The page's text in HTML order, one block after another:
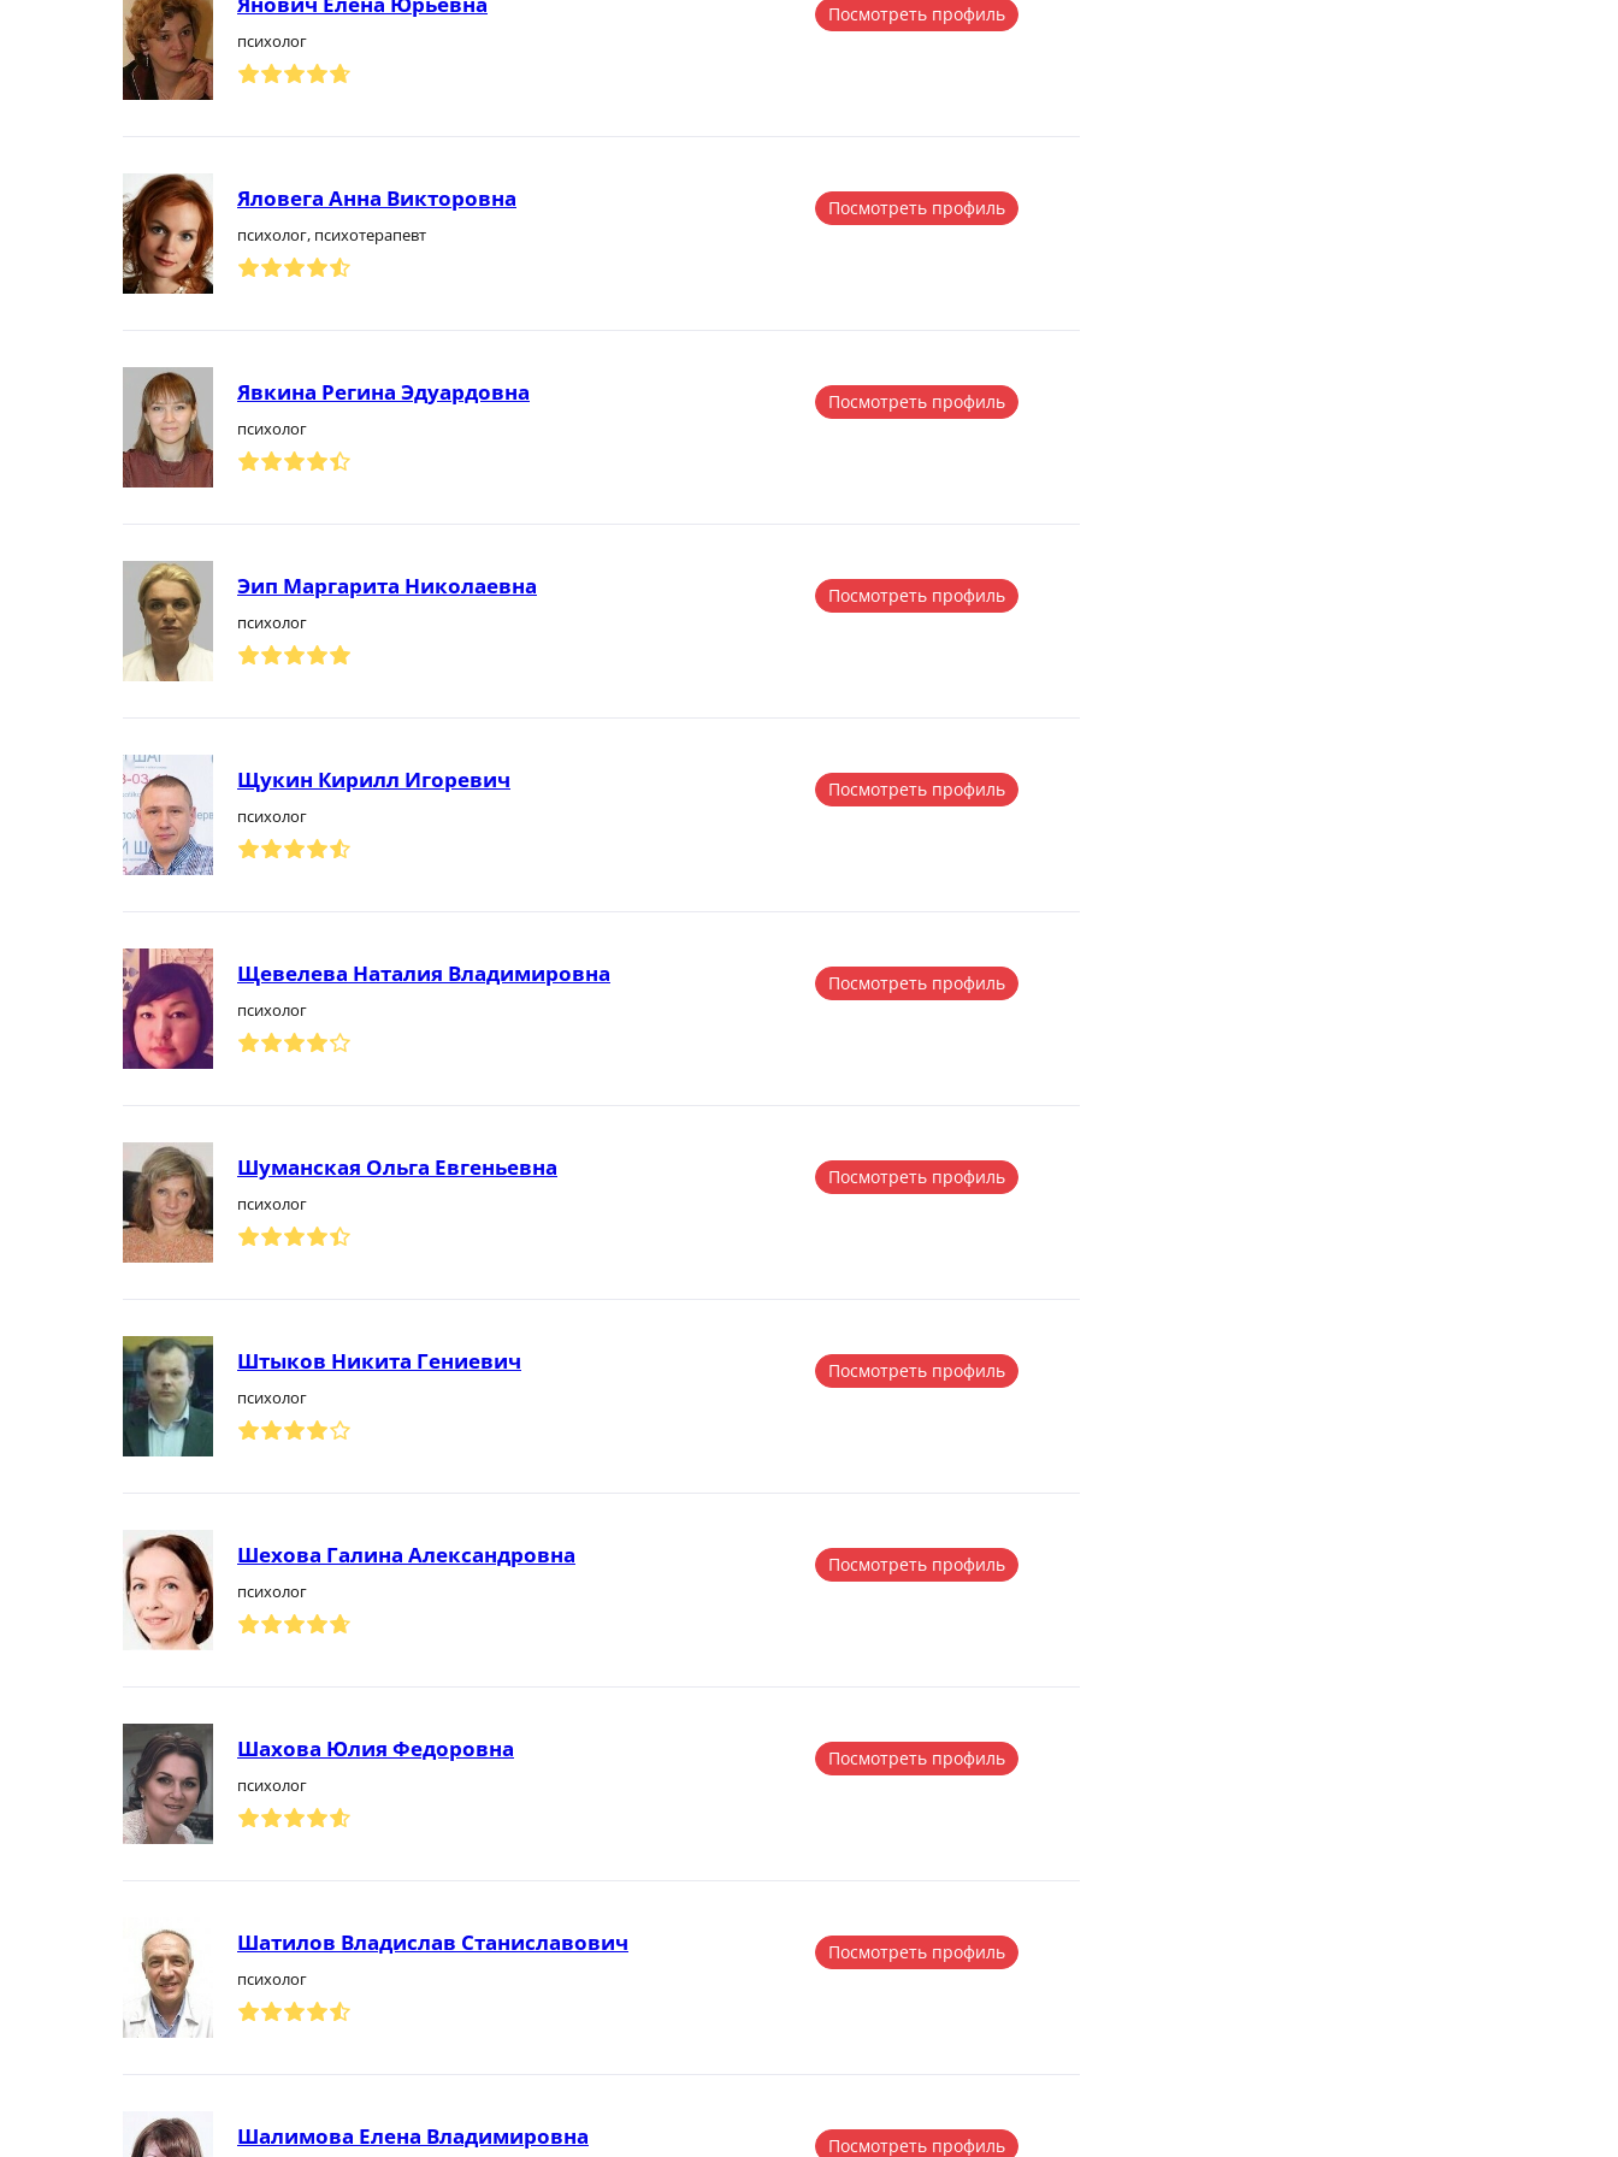
психолог
Посмотреть профиль
Яловега Анна Викторовна
психолог, психотерапевт
Посмотреть профиль
Явкина Регина Эдуардовна
психолог
Посмотреть профиль
Эип Маргарита Николаевна
психолог
Посмотреть профиль
Щукин Кирилл Игоревич
психолог
Посмотреть профиль
Щевелева Наталия Владимировна
психолог
Посмотреть профиль
Шуманская Ольга Евгеньевна
психолог
Посмотреть профиль
Штыков Никита Гениевич
психолог
Посмотреть профиль
Шехова Галина Александровна
психолог
Посмотреть профиль
Шахова Юлия Федоровна
психолог
Посмотреть профиль
Шатилов Владислав Станиславович
психолог
Посмотреть профиль
Шалимова Елена Владимировна Посмотреть профиль